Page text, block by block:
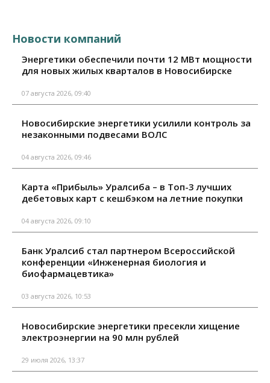
Новости компаний
Энергетики обеспечили почти 12 МВт мощности
для новых жилых кварталов в Новосибирске
07 августа 2026, 09:40
Новосибирские энергетики усилили контроль за
незаконными подвесами ВОЛС
04 августа 2026, 09:46
Карта «Прибыль» Уралсиба – в Топ-3 лучших
дебетовых карт с кешбэком на летние покупки
04 августа 2026, 09:10
Банк Уралсиб стал партнером Всероссийской
конференции «Инженерная биология и
биофармацевтика»
03 августа 2026, 10:53
Новосибирские энергетики пресекли хищение
электроэнергии на 90 млн рублей
29 июля 2026, 13:37